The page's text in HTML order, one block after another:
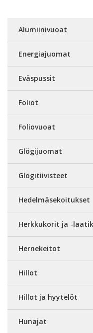
Alumiinivuoat
Energiajuomat
Eväspussit
Foliot
Foliovuoat
Glögijuomat
Glögitiivisteet
Hedelmäsekoitukset
Herkkukorit ja -
Hernekeitot
Hillot
Hillot ja hyytelöt
Hunajat